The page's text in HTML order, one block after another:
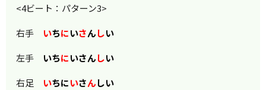
<4ビート：パターン3>
右手 いちにいさんしい
左手 いちにいさんしい
右足 いちにいさんしい